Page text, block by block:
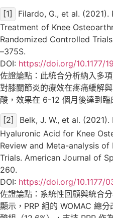
[1]
Filardo, G., et al.
Treatment of Knee
Randomized Controlled
–375S.
DOI: https://doi.org/10.1177/
佐證論點：此統合分析納入多
對膝關節炎的療效在疼痛緩解
酸，效果在 6-12 個月後達到臨
[2]
Belk, J. W., et al.
Hyaluronic Acid for Knee
Review and Meta-analysis
Trials. American Journal of
260.
DOI: https://doi.org/10.1177/
佐證論點：系統性回顧與統合
顯示，PRP 組的 WOMAC 總